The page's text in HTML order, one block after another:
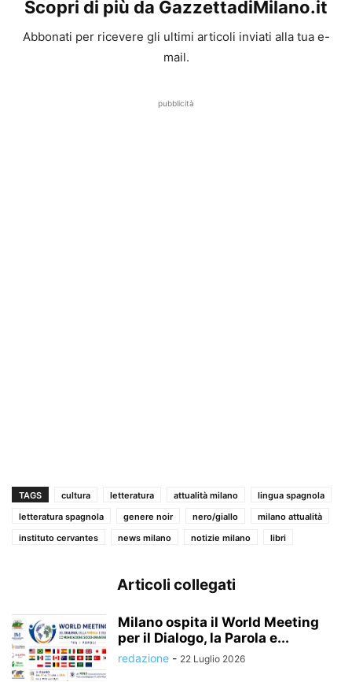
Scopri di più da GazzettadiMilano.it
Abbonati per ricevere gli ultimi articoli inviati alla tua e-
mail.
pubblicità
TAGS cultura letteratura attualità milano
lingua spagnola
letteratura spagnola
genere noir nero/giallo
milano attualità
instituto cervantes
news milano notizie milano libri
Articoli collegati
Milano ospita il World Meeting
per il Dialogo, la Parola e...
redazione - 22 Luglio 2026